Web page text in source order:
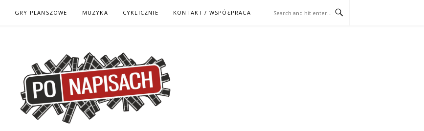
GRY PLANSZOWE MUZYKA CYKLICZNIE KONTAKT / WSPÓŁPRACA